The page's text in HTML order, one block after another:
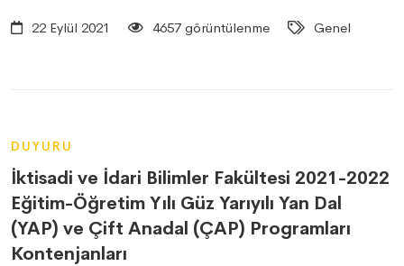
22 Eylül 2021 4657 görüntülenme Genel
DUYURU
İktisadi ve İdari Bilimler Fakültesi 2021-2022
Eğitim-Öğretim Yılı Güz Yarıyılı Yan Dal
(YAP) ve Çift Anadal (ÇAP) Programları
Kontenjanları